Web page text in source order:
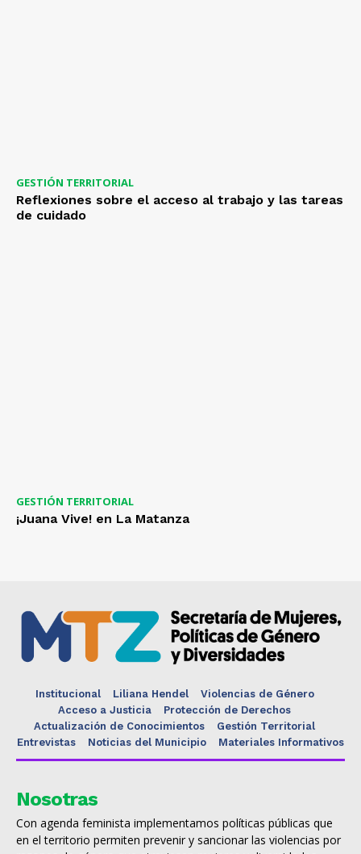
GESTIÓN TERRITORIAL
Reflexiones sobre el acceso al trabajo y las tareas
de cuidado
GESTIÓN TERRITORIAL
¡Juana Vive! en La Matanza
Institucional Liliana Hendel
Violencias de Género
Acceso a Justicia
Protección de Derechos
Actualización de Conocimientos
Gestión Territorial
Entrevistas
Noticias del Municipio Materiales Informativos
Nosotras
Con agenda feminista implementamos políticas públicas que
en el territorio permiten prevenir y sancionar las violencias por